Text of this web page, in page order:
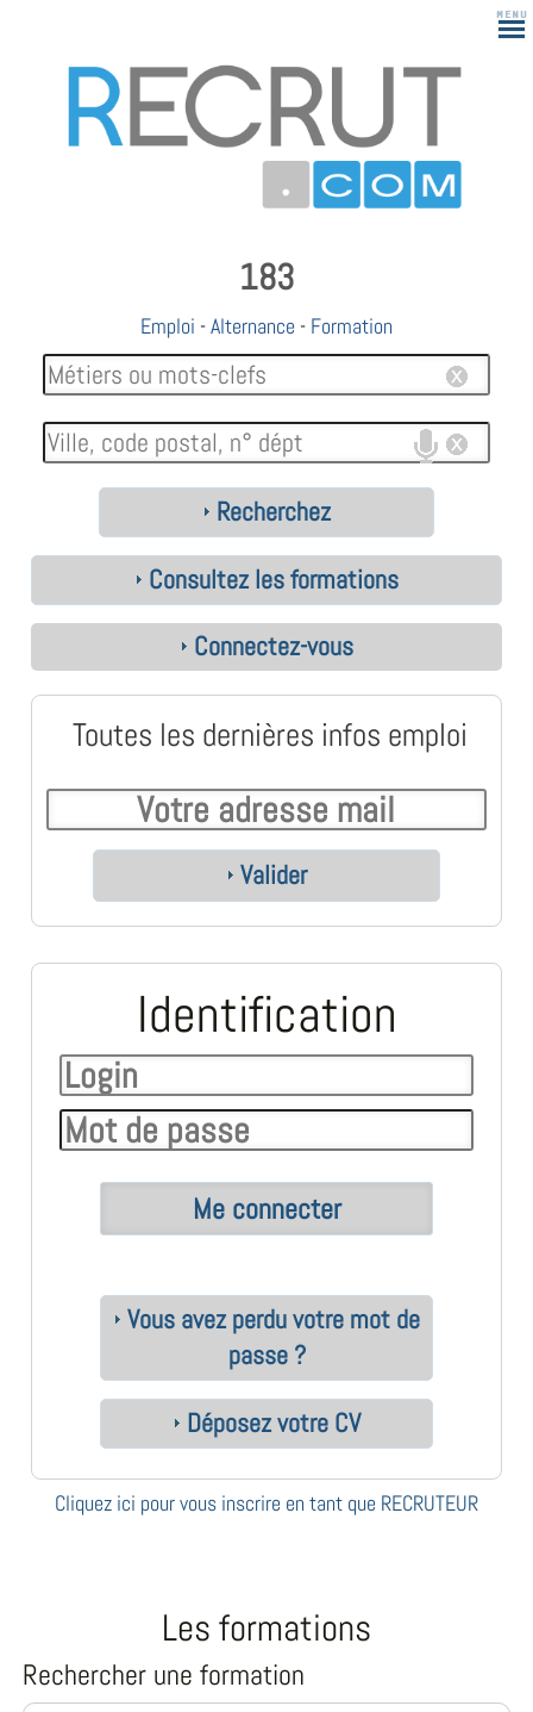
183
Emploi -Alternance - Formation
Recherchez
Consultez les formations
Connectez-vous
Toutes les dernières infos emploi
Valider
Identification
Vous avez perdu votre mot de
passe ?
Déposez votre CV
Cliquez ici pour vous inscrire en tant que RECRUTEUR
Les formations
Rechercher une formation